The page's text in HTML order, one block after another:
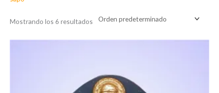
Mostrando los 6 resultados